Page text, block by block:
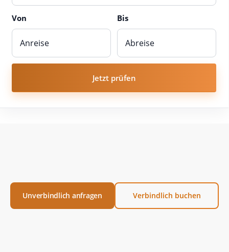
Von Bis
Jetzt prüfen
Unverbindlich anfragen Verbindlich buchen